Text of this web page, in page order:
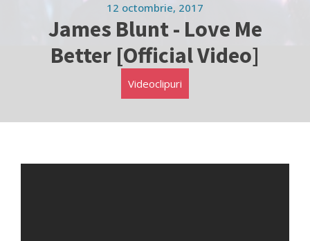
12 octombrie, 2017
James Blunt - Love Me
Better [Official Video]
Videoclipuri